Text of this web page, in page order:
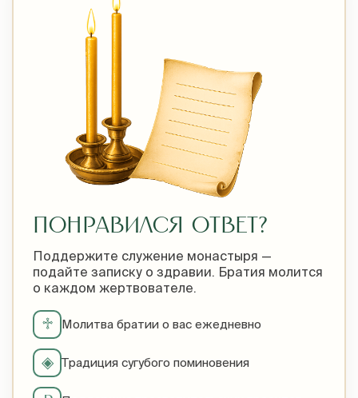
ПОНРАВИЛСЯ ОТВЕТ?
Поддержите служение монастыря —
подайте записку о здравии. Братия молится
о каждом жертвователе.
♱ Молитва братии о вас ежедневно
◈ Традиция сугубого поминовения